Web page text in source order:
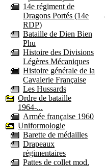
14e régiment de
Dragons Portés (14e
RDP)
Bataille de Dien Bien
Phu
Histoire des Divisions
Légères Mécaniques
Histoire générale de la
Cavalerie Française
Les Hussards
Ordre de bataille
1964-...
Armée française 1960
Uniformologie
Barette de médailles
Drapeaux
régimentaires
Pattes de collet mod.